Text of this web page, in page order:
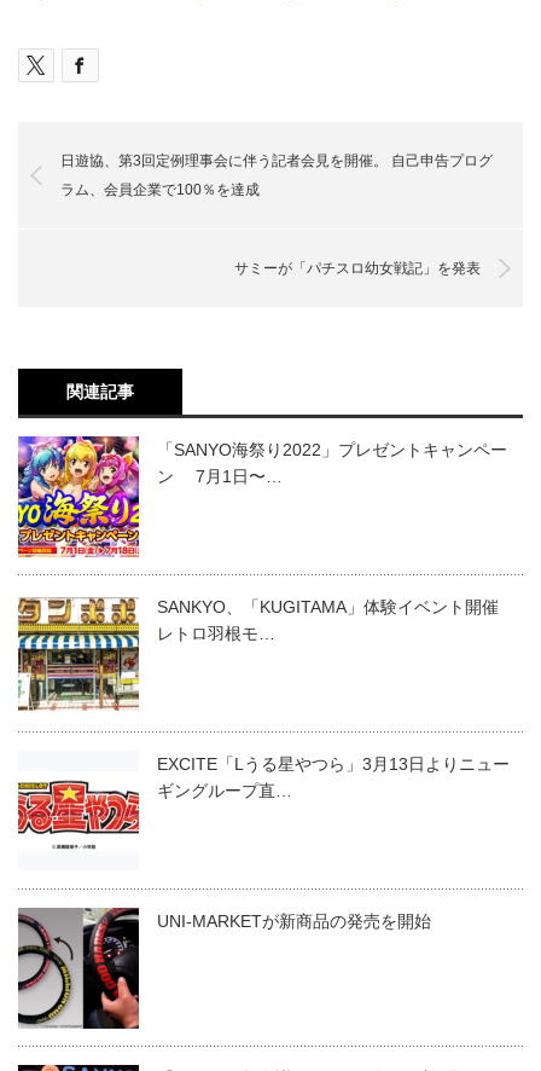
日遊協、第3回定例理事会に伴う記者会見を開催。 自己申告プログ
ラム、会員企業で100％を達成
サミーが「パチスロ幼女戦記」を発表
関連記事
「SANYO海祭り2022」プレゼントキャンペー
ン 7月1日〜…
SANKYO、「KUGITAMA」体験イベント開催
レトロ羽根モ…
EXCITE「Lうる星やつら」3月13日よりニュー
ギングループ直…
UNI-MARKETが新商品の発売を開始